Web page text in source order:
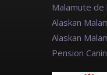
Malamute de
Alaskan
Alaskan
Pension